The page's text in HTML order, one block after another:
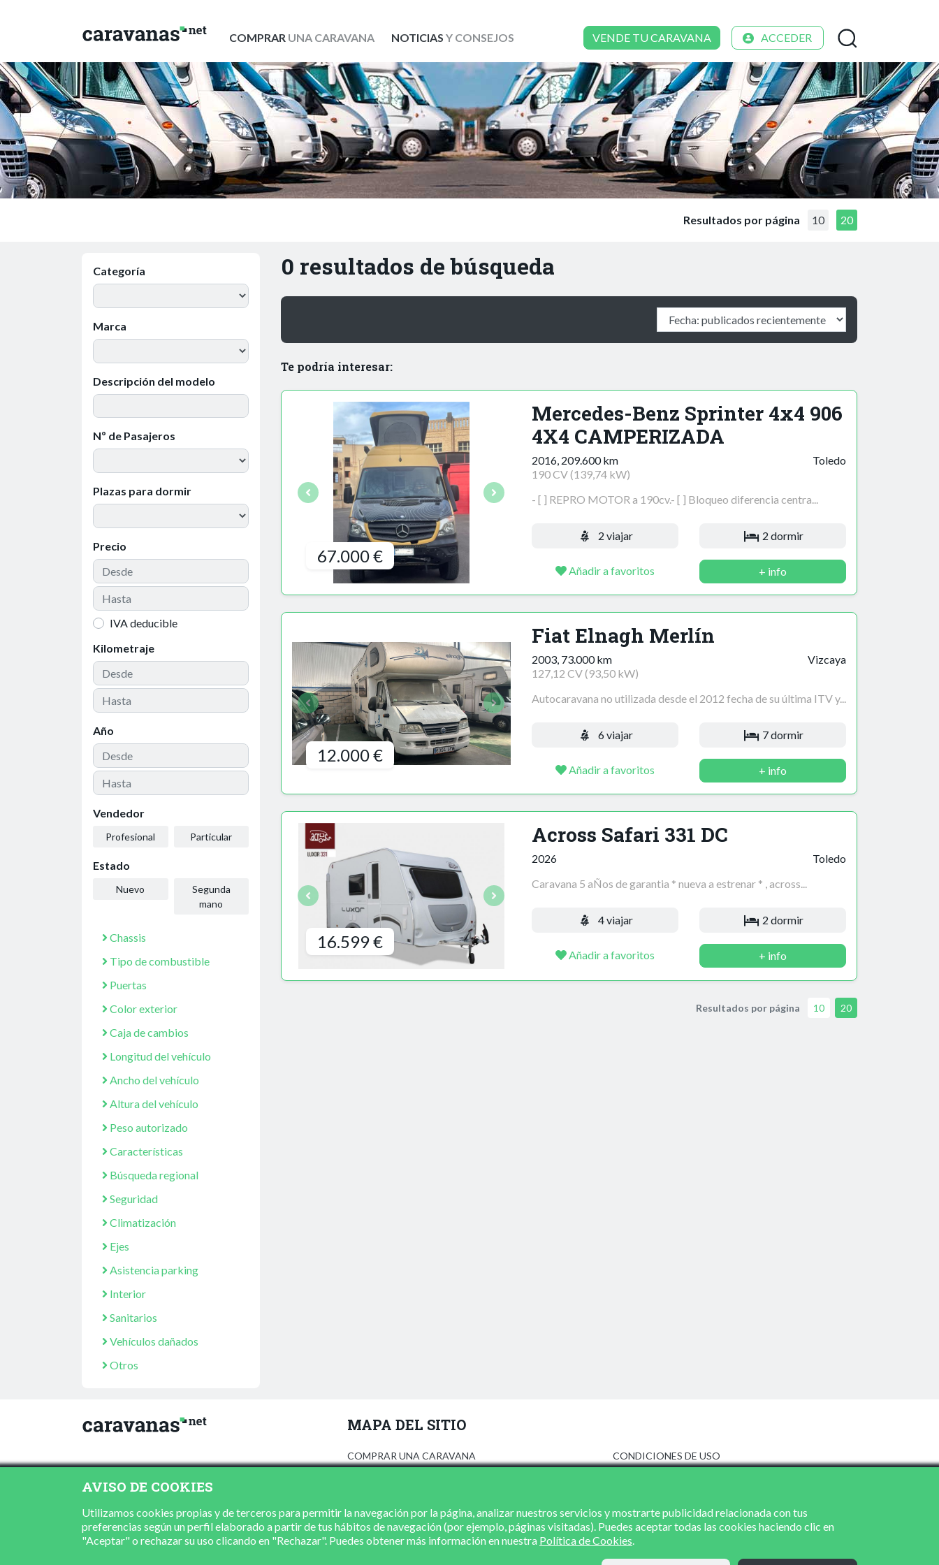
COMPRARUNA CARAVANA NOTICIAS Y CONSEJOS VENDE TU CARAVANA ACCEDER
Resultados por página 10 20
Categoría
Marca
Descripción del modelo
Nº de Pasajeros
Plazas para dormir
Precio
IVA deducible
Kilometraje
Año
Vendedor
Profesional Particular
Estado
Nuevo
Segunda
mano
Chassis
Tipo de combustible
Puertas
Color exterior
Caja de cambios
Longitud del vehículo
Ancho del vehículo
Altura del vehículo
Peso autorizado
Características
Búsqueda regional
Seguridad
Climatización
Ejes
Asistencia parking
Interior
Sanitarios
Vehículos dañados
Otros
0 resultados de búsqueda
Te podría interesar:
67.000 €
Mercedes-Benz Sprinter 4x4 906
4X4 CAMPERIZADA
2016, 209.600 km
190 CV (139,74 kW)
Toledo
- [ ] REPRO MOTOR a 190cv.- [ ] Bloqueo diferencia centra...
2 viajar 2 dormir
Añadir a favoritos + info
12.000 €
Fiat Elnagh Merlín
2003, 73.000 km
127,12 CV (93,50 kW)
Vizcaya
Autocaravana no utilizada desde el 2012 fecha de su última ITV y...
6 viajar 7 dormir
Añadir a favoritos + info
16.599 €
Across Safari 331 DC
2026
Toledo
Caravana 5 aÑos de garantia * nueva a estrenar * , across...
4 viajar 2 dormir
Añadir a favoritos + info
Resultados por página 10 20
MAPA DEL SITIO
COMPRAR UNA CARAVANA
CONCESIONARIOS
CONTACTO
CONDICIONES DE USO
POLÍTICA DE COOKIES
AVISO DE COOKIES
Utilizamos cookies propias y de terceros para permitir la navegación por la página, analizar nuestros servicios y mostrarte publicidad relacionada con tus
preferencias según un perfil elaborado a partir de tus hábitos de navegación (por ejemplo, páginas visitadas). Puedes aceptar todas las cookies haciendo clic en
"Aceptar" o rechazar su uso clicando en "Rechazar". Puedes obtener más información en nuestra Política de Cookies.